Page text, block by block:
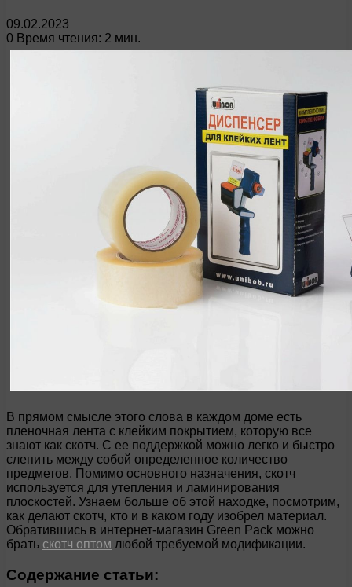
09.02.2023
0 Время чтения: 2 мин.
В прямом смысле этого слова в каждом доме есть
пленочная лента с клейким покрытием, которую все
знают как скотч. С ее поддержкой можно легко и быстро
слепить между собой определенное количество
предметов. Помимо основного назначения, скотч
используется для утепления и ламинирования
плоскостей. Узнаем больше об этой находке, посмотрим,
как делают скотч, кто и в каком году изобрел материал.
Обратившись в интернет-магазин Green Pack можно
брать скотч оптом любой требуемой модификации.
Содержание статьи: